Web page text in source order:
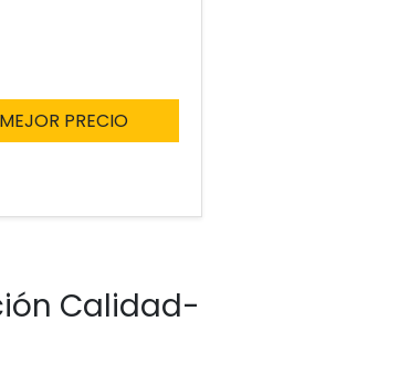
PRECIO
Calidad-